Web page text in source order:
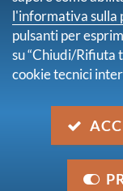
situazione
Categoria:Altro
15 gennaio
Seconda
13 dicembre
Tavolo per
il dialogo di
l'informativa sulla
pulsanti per
su “Chiudi/Rifiuta
cookie tecnici